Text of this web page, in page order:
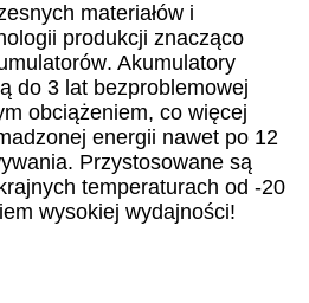
materiałów i
produkcji znacząco
. Akumulatory
do 3 lat bezproblemowej
obciążeniem, co więcej
energii nawet po 12
. Przystosowane są
temperaturach od -20
wysokiej wydajności!